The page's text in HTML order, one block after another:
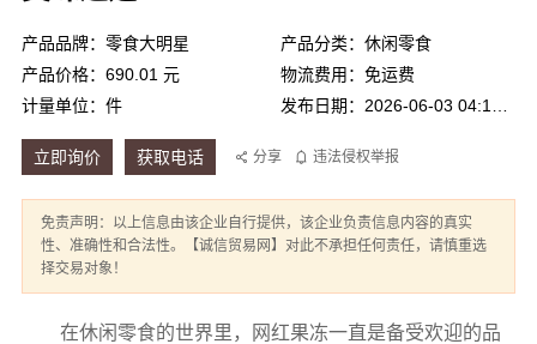
产品品牌：零食大明星
产品分类：休闲零食
产品价格：690.01 元
物流费用：免运费
计量单位：件
立即询价 获取电话 分享 违法侵权举报
免责声明：以上信息由该企业自行提供，该企业负责信息内容的真实
性、准确性和合法性。【诚信贸易网】对此不承担任何责任，请慎重选
择交易对象！
在休闲零食的世界里，网红果冻一直是备受欢迎的品